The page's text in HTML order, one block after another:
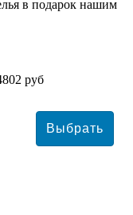
в подарок нашим
руб